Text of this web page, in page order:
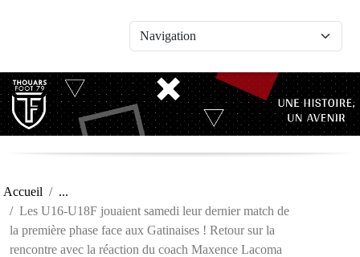
Accueil
Les U16-U18F jouaient samedi leur dernier match de
la première phase face aux Gatinaises ! Retour sur la
rencontre avec la réaction du coach Maxence Lacoma